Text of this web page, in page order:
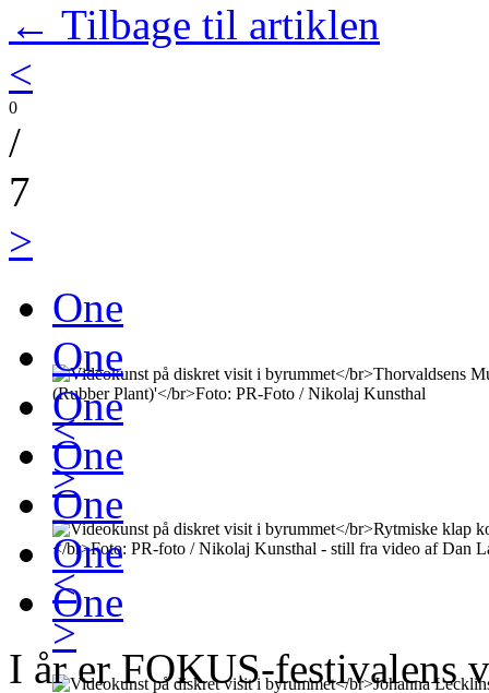
<
>
<
>
← Tilbage til artiklen
<
0
/
7
>
One
One
One
One
One
One
One
I år er FOKUS-festivalens